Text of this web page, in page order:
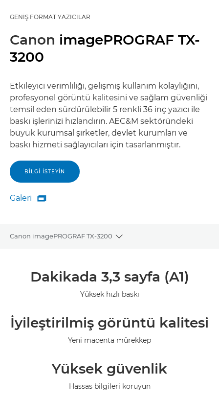
GENIŞ FORMAT YAZICILAR
Canon imagePROGRAF TX-
3200
Etkileyici verimliliği, gelişmiş kullanım kolaylığını,
profesyonel görüntü kalitesini ve sağlam güvenliği
temsil eden sürdürülebilir 5 renkli 36 inç yazıcı ile
baskı işlerinizi hızlandırın. AEC&M sektöründeki
büyük kurumsal şirketler, devlet kurumları ve
baskı hizmeti sağlayıcıları için tasarlanmıştır.
BILGI ISTEYIN
Galeri
Galeri

Canon imagePROGRAF TX-3200
Toggle breadcrumbs
Dakikada 3,3 sayfa (A1)
Yüksek hızlı baskı
İyileştirilmiş görüntü kalitesi
Yeni macenta mürekkep
Yüksek güvenlik
Hassas bilgileri koruyun